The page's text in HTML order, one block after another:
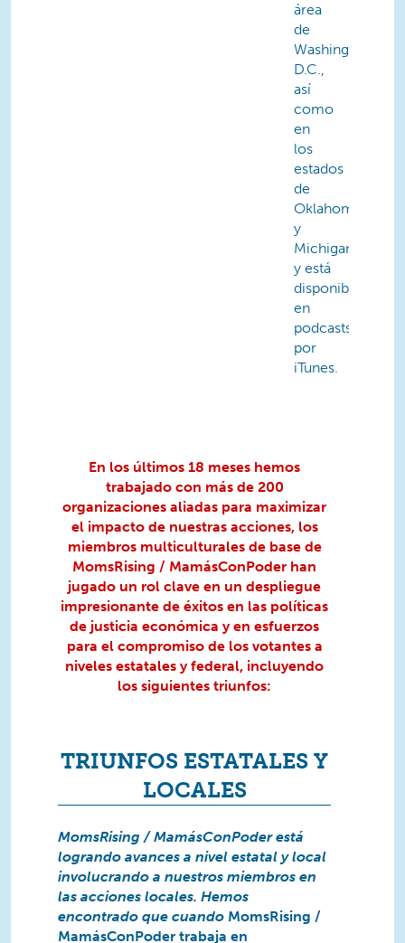
área
de
Washington,
D.C.,
así
como
en
los
estados
de
Oklahoma
y
Michigan,
y está
disponible
en
podcasts
por
iTunes.
En los últimos 18 meses hemos
trabajado con más de 200
organizaciones aliadas para maximizar
el impacto de nuestras acciones, los
miembros multiculturales de base de
MomsRising / MamásConPoder han
jugado un rol clave en un despliegue
impresionante de éxitos en las políticas
de justicia económica y en esfuerzos
para el compromiso de los votantes a
niveles estatales y federal, incluyendo
los siguientes triunfos:
TRIUNFOS ESTATALES Y
LOCALES
MomsRising / MamásConPoder está
logrando avances a nivel estatal y local
involucrando a nuestros miembros en
las acciones locales. Hemos
encontrado que cuando MomsRising /
MamásConPoder trabaja en